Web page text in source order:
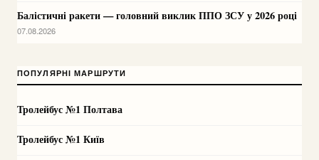
Балістичні ракети — головний виклик ППО ЗСУ у 2026 році
07.08.2026
ПОПУЛЯРНІ МАРШРУТИ
Тролейбус №1 Полтава
Тролейбус №1 Київ